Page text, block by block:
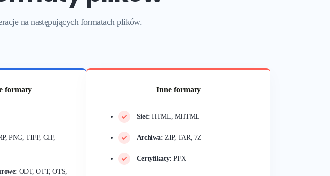
na następujących formatach plików.
formaty
PNG, TIFF, GIF,
ODT, OTT, OTS,
Inne formaty
Sieć: HTML, MHTML
Archiwa: ZIP, TAR, 7Z
Certyfikaty: PFX